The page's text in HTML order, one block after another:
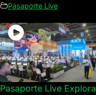
Pasaporte Live
Pasaporte Live Explora